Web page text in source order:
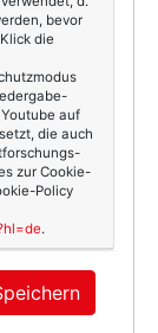
Uhr
bevor
die
auf
die auch
zur Cookie-
Policy
.